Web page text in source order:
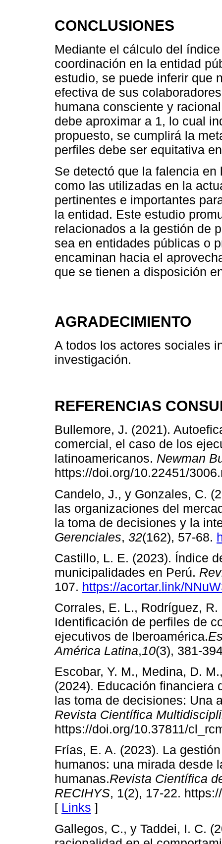
CONCLUSIONES
Mediante el cálculo del
coordinación en la entidad
estudio, se puede inferir que
efectiva de sus
humana consciente y
debe aproximar a 1, lo cual
propuesto, se cumplirá la
perfiles debe ser equitativa
Se detectó que la falencia
como las utilizadas en la
pertinentes e importantes
la entidad. Este estudio
relacionados a la gestión de
sea en entidades públicas o
encaminan hacia el
que se tienen a disposición
AGRADECIMIENTO
A todos los actores sociales
investigación.
REFERENCIAS
Bullemore, J. (2021).
comercial, el caso de los
latinoamericanos. Newman
https://doi.org/10.22451/
Candelo, J., y Gonzales, C.
las organizaciones del
la toma de decisiones y la
Gerenciales, 32(162), 57-68.
Castillo, L. E. (2023). Índice
municipalidades en Perú.
107. https://acortar.link/
Corrales, E. L., Rodríguez,
Identificación de perfiles de
ejecutivos de Iberoamérica.
América Latina,10(3), 381-
Escobar, Y. M., Medina, D.
(2024). Educación financiera
las toma de decisiones: Una
Revista Científica
https://doi.org/10.37811/
Frías, E. A. (2023). La
humanos: una mirada desde
humanas.Revista Científica
RECIHYS, 1(2), 17-22.
[ Links ]
Gallegos, C., y Taddei, I. C.